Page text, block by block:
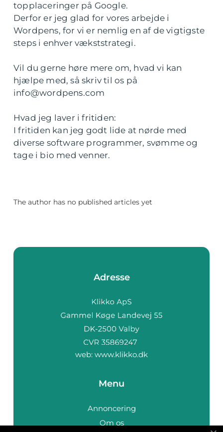
topplaceringer på Google.
Derfor er jeg glad for vores arbejde i
Wordpens, for vi er nemlig en af de vigtigste
steps i enhver vækststrategi.
Vil du gerne høre mere om, hvad vi kan
hjælpe med, så skriv til os på
info@wordpens.com
Hvad jeg laver i fritiden:
I fritiden kan jeg godt lide at nørde med
diverse software programmer, svømme og
tage i bio med venner.
The author has no published articles yet
Adresse
web: www.klikko.dk
Menu
Annoncering
Om os